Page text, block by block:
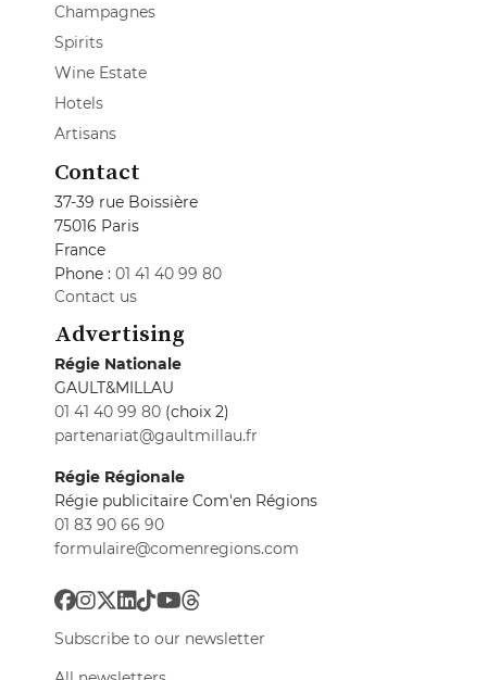
Champagnes
Spirits
Wine Estate
Hotels
Artisans
Contact
37-39 rue Boissière
75016 Paris
France
Phone : 01 41 40 99 80
Contact us
Advertising
Régie Nationale
GAULT&MILLAU
01 41 40 99 80 (choix 2)
partenariat@gaultmillau.fr
Régie Régionale
Régie publicitaire Com'en Régions
01 83 90 66 90
formulaire@comenregions.com
Subscribe to our newsletter